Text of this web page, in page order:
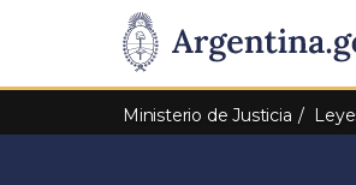
Presidencia
de
Pasar al contenido principal
Ministerio de Justicia